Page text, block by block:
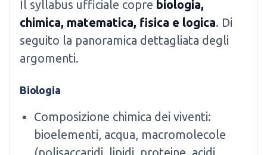
Il syllabus ufficiale copre biologia,
chimica, matematica, fisica e logica. Di
seguito la panoramica dettagliata degli
argomenti.
Biologia
Composizione chimica dei viventi:
bioelementi, acqua, macromolecole